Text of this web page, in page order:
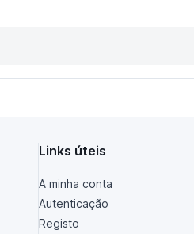
Links úteis
A minha conta
Autenticação
Registo